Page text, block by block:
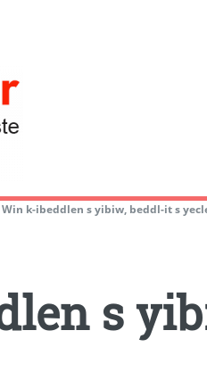
Win k-ibeddlen s yibiw, beddl-it s
s